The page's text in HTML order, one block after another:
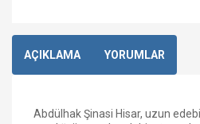
AÇIKLAMA YORUMLAR
Abdülhak Şinasi Hisar, uzun edebi